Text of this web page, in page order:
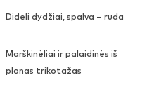
Dideli dydžiai, spalva – ruda
Marškinėliai ir palaidinės iš
plonas trikotažas